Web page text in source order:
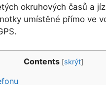
okruhových časů a
umístěné přímo ve
Contents [skrýt]